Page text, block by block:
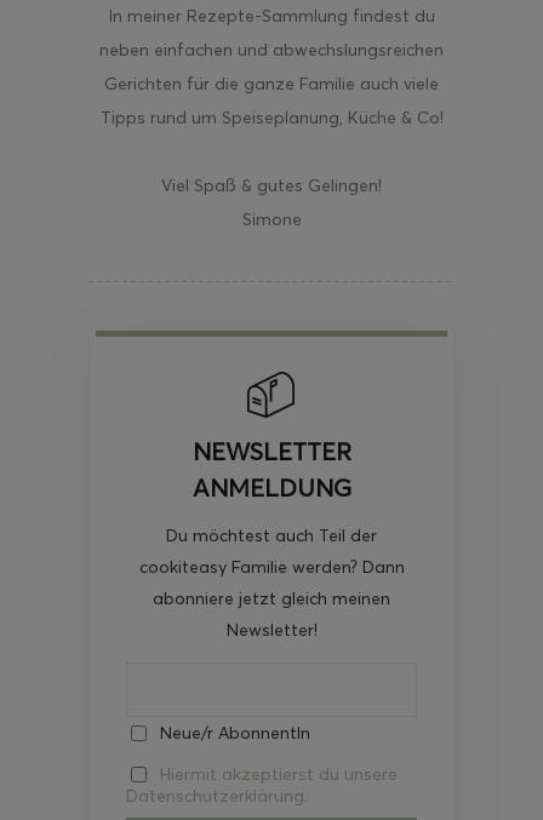
In meiner Rezepte-Sammlung findest du
neben einfachen und abwechslungsreichen
Gerichten für die ganze Familie auch viele
Tipps rund um Speiseplanung, Küche & Co!
Viel Spaß & gutes Gelingen!
Simone
NEWSLETTER
ANMELDUNG
Du möchtest auch Teil der
cookiteasy Familie werden? Dann
abonniere jetzt gleich meinen
Newsletter!
Neue/r AbonnentIn
Hiermit akzeptierst du unsere
Datenschutzerklärung.